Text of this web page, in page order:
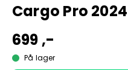
Cargo Pro 2024
699 ,-
På lager